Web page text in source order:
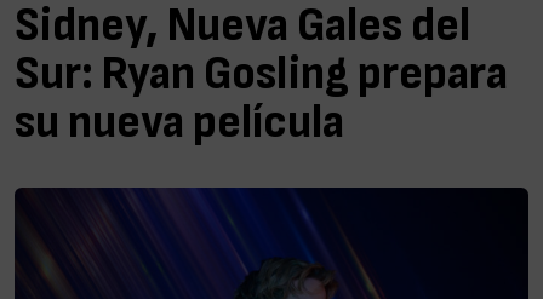
Sidney, Nueva Gales del
Sur: Ryan Gosling prepara
su nueva película